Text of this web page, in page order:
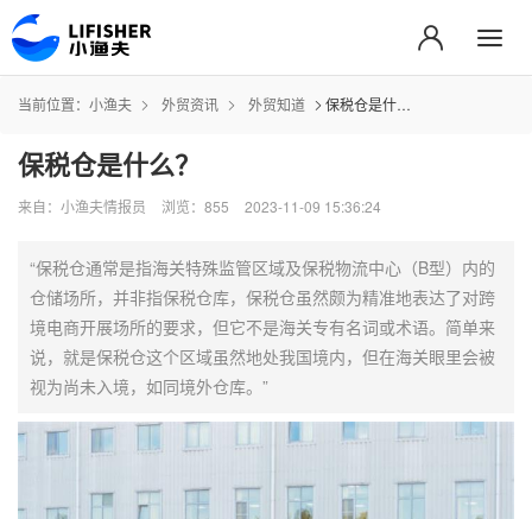
当前位置： 小渔夫 外贸资讯 外贸知道 保税仓是什么？
保税仓是什么？
来自：小渔夫情报员 浏览：855 2023-11-09 15:36:24
“保税仓通常是指海关特殊监管区域及保税物流中心（B型）内的
仓储场所，并非指保税仓库，保税仓虽然颇为精准地表达了对跨
境电商开展场所的要求，但它不是海关专有名词或术语。简单来
说，就是保税仓这个区域虽然地处我国境内，但在海关眼里会被
视为尚未入境，如同境外仓库。”